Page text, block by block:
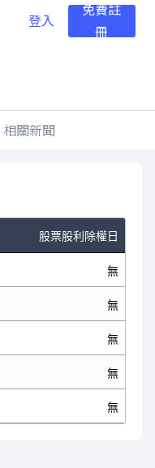
登入
免費註
冊
相關新聞
股票股利除權日
無
無
無
無
無